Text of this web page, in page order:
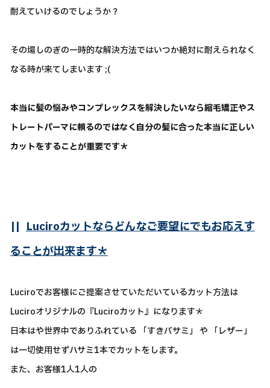
耐えていけるのでしょうか？
その場しのぎの一時的な解決方法ではいつか絶対に耐えられなく
なる時が来てしまいます ;(
本当に髪の悩みやコンプレックスを解決したいなら縮毛矯正やス
トレートパーマに頼るのではなく自分の髪に合った本当に正しい
カットをすることが重要です＊
|| Luciroカットならどんなご要望にでもお応えす
ることが出来ます＊
Luciroでお客様にご提案させていただいているカット方法は
Luciroオリジナルの『Luciroカット』になります＊
日本はや世界中でありふれている 「すきバサミ」 や 「レザー」
は一切使用せずハサミ1本でカットをします。
また、お客様1人1人の